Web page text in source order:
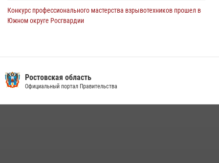
Конкурс профессионального мастерства взрывотехников прошел в
Южном округе Росгвардии
продажи
13 июля 2026, 10:22
Ростовская область
Официальный портал Правительства